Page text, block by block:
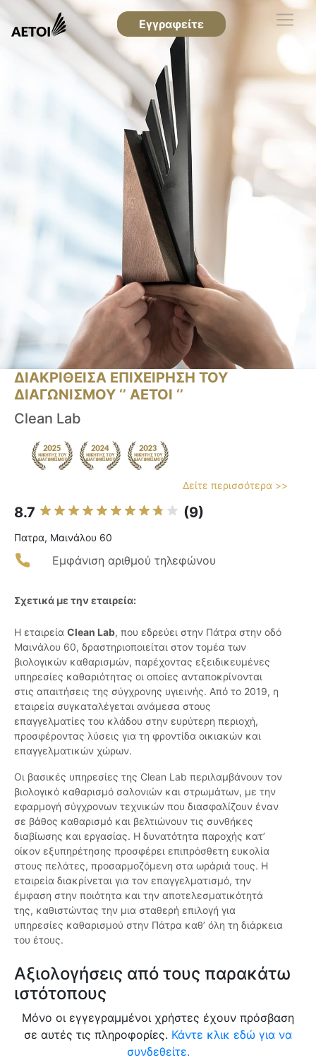
Εγγραφείτε
ΔΙΑΚΡΙΘΕΙΣΑ ΕΠΙΧΕΙΡΗΣΗ ΤΟΥ
ΔΙΑΓΩΝΙΣΜΟΥ ‘’ ΑΕΤΟΙ ‘’
Clean Lab
Δείτε περισσότερα >>
8.7 (9)
Πατρα, Μαινάλου 60
Εμφάνιση αριθμού τηλεφώνου
Σχετικά με την εταιρεία:
Η εταιρεία Clean Lab, που εδρεύει στην Πάτρα στην οδό
Μαινάλου 60, δραστηριοποιείται στον τομέα των
βιολογικών καθαρισμών, παρέχοντας εξειδικευμένες
υπηρεσίες καθαριότητας οι οποίες ανταποκρίνονται
στις απαιτήσεις της σύγχρονης υγιεινής. Από το 2019, η
εταιρεία συγκαταλέγεται ανάμεσα στους
επαγγελματίες του κλάδου στην ευρύτερη περιοχή,
προσφέροντας λύσεις για τη φροντίδα οικιακών και
επαγγελματικών χώρων.
Οι βασικές υπηρεσίες της Clean Lab περιλαμβάνουν τον
βιολογικό καθαρισμό σαλονιών και στρωμάτων, με την
εφαρμογή σύγχρονων τεχνικών που διασφαλίζουν έναν
σε βάθος καθαρισμό και βελτιώνουν τις συνθήκες
διαβίωσης και εργασίας. Η δυνατότητα παροχής κατ’
οίκον εξυπηρέτησης προσφέρει επιπρόσθετη ευκολία
στους πελάτες, προσαρμοζόμενη στα ωράριά τους. Η
εταιρεία διακρίνεται για τον επαγγελματισμό, την
έμφαση στην ποιότητα και την αποτελεσματικότητά
της, καθιστώντας την μια σταθερή επιλογή για
υπηρεσίες καθαρισμού στην Πάτρα καθ’ όλη τη διάρκεια
του έτους.
Αξιολογήσεις από τους παρακάτω
ιστότοπους
Μόνο οι εγγεγραμμένοι χρήστες έχουν πρόσβαση
σε αυτές τις πληροφορίες. Κάντε κλικ εδώ για να
συνδεθείτε.